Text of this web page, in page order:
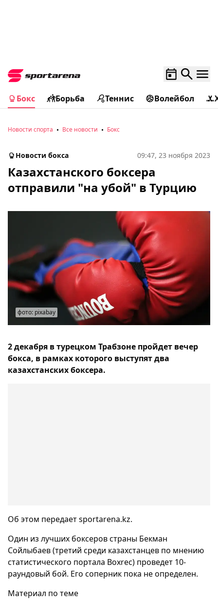
Бокс Борьба Теннис Волейбол
Новости спорта Все новости Бокс
Новости бокса 09:47, 23 ноября 2023
Казахстанского боксера
отправили "на убой" в Турцию
фото: pixabay
2 декабря в турецком Трабзоне пройдет вечер
бокса, в рамках которого выступят два
казахстанских боксера.
Об этом передает sportarena.kz.
Один из лучших боксеров страны Бекман
Сойлыбаев (третий среди казахстанцев по мнению
статистического портала Boxrec) проведет 10-
раундовый бой. Его соперник пока не определен.
Материал по теме